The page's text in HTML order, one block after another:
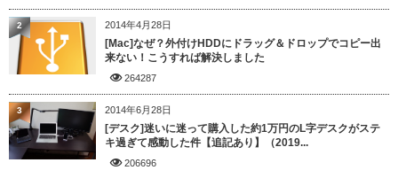
2014年4月28日
[Mac]なぜ？外付けHDDにドラッグ＆ドロップでコピー出
来ない！こうすれば解決しました
264287
2
2014年6月28日
[デスク]迷いに迷って購入した約1万円のL字デスクがステ
キ過ぎて感動した件【追記あり】（2019...
206696
3